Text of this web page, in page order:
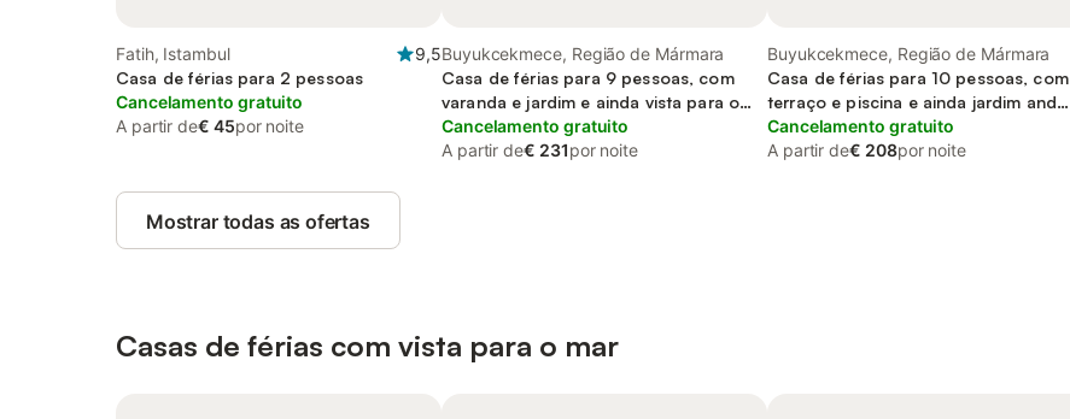
Fatih, Istambul
9,5
Casa de férias para 2 pessoas
Cancelamento gratuito
A partir de€ 45por noite
Buyukcekmece, Região de Mármara
Casa de férias para 9 pessoas, com
varanda e jardim e ainda vista para o
lago and piscina
Cancelamento gratuito
A partir de€ 231por noite
Buyukcekmece, Região de Mármara
Casa de férias para 10 pessoas, com
terraço e piscina e ainda jardim and
vista para o lago
Cancelamento gratuito
A partir de€ 208por noite
Mostrar todas as ofertas
Casas de férias com vista para o mar